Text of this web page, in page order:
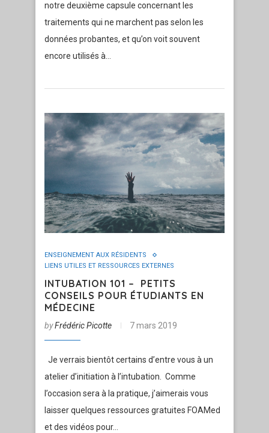
notre deuxième capsule concernant les
traitements qui ne marchent pas selon les
données probantes, et qu’on voit souvent
encore utilisés à…
ENSEIGNEMENT AUX RÉSIDENTS
LIENS UTILES ET RESSOURCES EXTERNES
INTUBATION 101 – PETITS
CONSEILS POUR ÉTUDIANTS EN
MÉDECINE
byFrédéric Picotte 7 mars 2019
Je verrais bientôt certains d’entre vous à un
atelier d’initiation à l’intubation. Comme
l’occasion sera à la pratique, j’aimerais vous
laisser quelques ressources gratuites FOAMed
et des vidéos pour…